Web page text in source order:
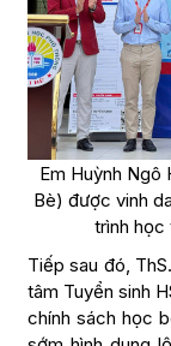
Em Huỳnh Ngô
Bè) được vinh
trình học
Tiếp sau đó,
tâm Tuyển sinh
chính sách học